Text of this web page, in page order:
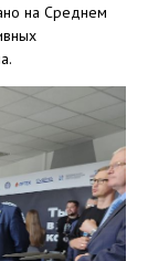
на Среднем